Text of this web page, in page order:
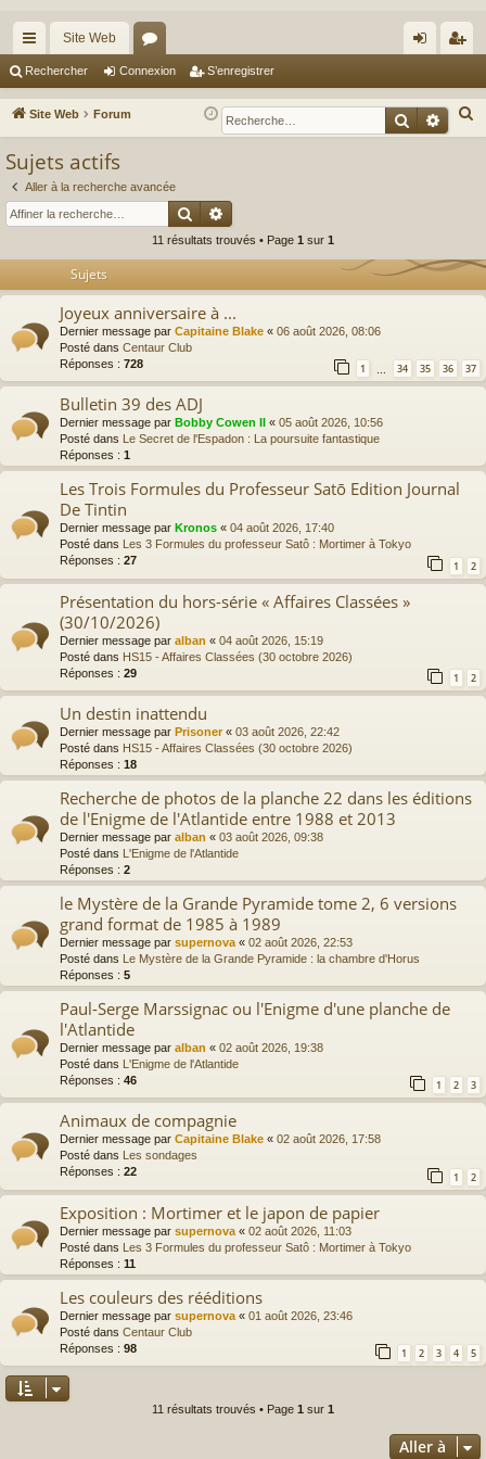
cc
ès
ra
pi
de
Site Web
or
u
m
ne
xi
nr
eg
Rechercher Connexion S’enregistrer
Site Web Forum
e
Sujets actifs
Aller à la recherche avancée
Rechercher
11 résultats trouvés • Page 1 sur 1
Sujets
Joyeux anniversaire à ...
Dernier message par Capitaine Blake « 06 août 2026, 08:06
Posté dans Centaur Club
Réponses : 728 1 … 34 35 36 37
Bulletin 39 des ADJ
Dernier message par Bobby Cowen II « 05 août 2026, 10:56
Posté dans Le Secret de l'Espadon : La poursuite fantastique
Réponses : 1
Les Trois Formules du Professeur Satō Edition Journal
De Tintin
Dernier message par Kronos « 04 août 2026, 17:40
Posté dans Les 3 Formules du professeur Satô : Mortimer à Tokyo
Réponses : 27 1 2
Présentation du hors-série « Affaires Classées »
(30/10/2026)
Dernier message par alban « 04 août 2026, 15:19
Posté dans HS15 - Affaires Classées (30 octobre 2026)
Réponses : 29 1 2
Un destin inattendu
Dernier message par Prisoner« 03 août 2026, 22:42
Posté dans HS15 - Affaires Classées (30 octobre 2026)
Réponses : 18
Recherche de photos de la planche 22 dans les éditions
de l'Enigme de l'Atlantide entre 1988 et 2013
Dernier message par alban « 03 août 2026, 09:38
Posté dans L'Enigme de l'Atlantide
Réponses : 2
le Mystère de la Grande Pyramide tome 2, 6 versions
grand format de 1985 à 1989
Dernier message par supernova « 02 août 2026, 22:53
Posté dans Le Mystère de la Grande Pyramide : la chambre d'Horus
Réponses : 5
Paul-Serge Marssignac ou l'Enigme d'une planche de
l'Atlantide
Dernier message par alban « 02 août 2026, 19:38
Posté dans L'Enigme de l'Atlantide
Réponses : 46 1 2 3
Animaux de compagnie
Dernier message par Capitaine Blake « 02 août 2026, 17:58
Posté dans
Les sondages
Réponses : 22 1 2
Exposition : Mortimer et le japon de papier
Dernier message par supernova « 02 août 2026, 11:03
Posté dans Les 3 Formules du professeur Satô : Mortimer à Tokyo
Réponses : 11
Les couleurs des rééditions
Dernier message par supernova « 01 août 2026, 23:46
Posté dans Centaur Club
Réponses : 98 1 2 3 4 5
11 résultats trouvés • Page 1 sur 1
Aller à